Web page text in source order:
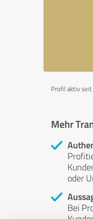
Profil aktiv
Mehr
oder
Bei